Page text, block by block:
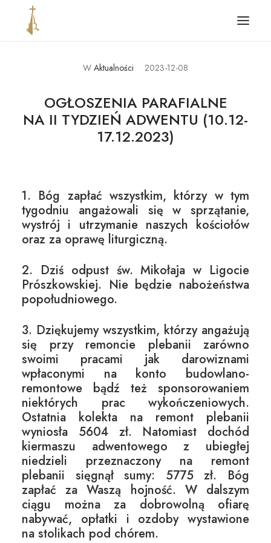
Główna
Aktualności
Parafia
Ogłoszenia i intencje
W Aktualności 2023-12-08
OGŁOSZENIA PARAFIALNE
NA II TYDZIEŃ ADWENTU (10.12-
17.12.2023)
1. Bóg zapłać wszystkim, którzy w tym
tygodniu angażowali się w sprzątanie,
wystrój i utrzymanie naszych kościołów
oraz za oprawę liturgiczną.
2. Dziś odpust św. Mikołaja w Ligocie
Prószkowskiej. Nie będzie nabożeństwa
popołudniowego.
3. Dziękujemy wszystkim, którzy angażują
się przy remoncie plebanii zarówno
swoimi pracami jak darowiznami
wpłaconymi na konto budowlano-
remontowe bądź też sponsorowaniem
niektórych prac wykończeniowych.
Ostatnia kolekta na remont plebanii
wyniosła 5604 zł. Natomiast dochód
kiermaszu adwentowego z ubiegłej
niedzieli przeznaczony na remont
plebanii sięgnął sumy: 5775 zł. Bóg
zapłać za Waszą hojność. W dalszym
ciągu można za dobrowolną ofiarę
nabywać, opłatki i ozdoby wystawione
na stolikach pod chórem.